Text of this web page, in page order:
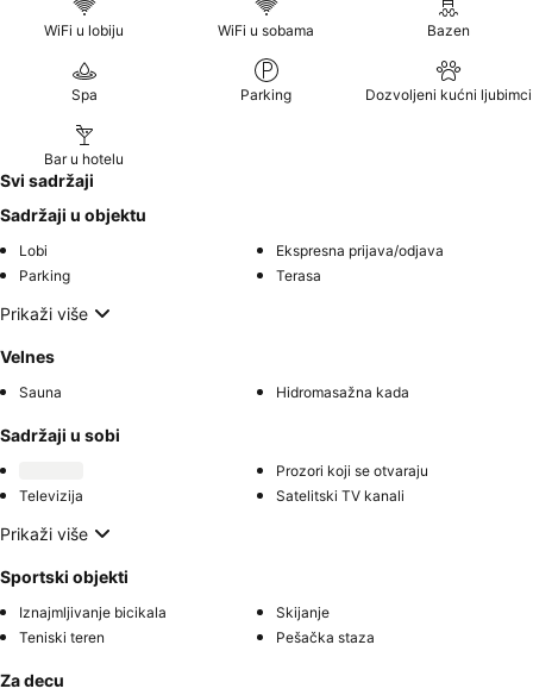
WiFi u lobiju WiFi u sobama Bazen
Spa Parking Dozvoljeni kućni ljubimci
Bar u hotelu
Svi sadržaji
Sadržaji u objektu
Lobi
Ekspresna prijava/odjava
Parking
Terasa
Prikaži više
Velnes
Sauna Hidromasažna kada
Sadržaji u sobi
Prozori koji se otvaraju
Televizija
Satelitski TV kanali
Prikaži više
Sportski objekti
Iznajmljivanje bicikala
Skijanje
Teniski teren
Pešačka staza
Za decu